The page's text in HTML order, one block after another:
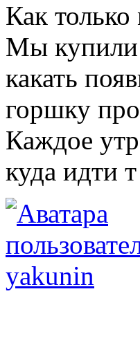
Как
Мы купили
какать
горшку
Каждое
куда идти
yakunin